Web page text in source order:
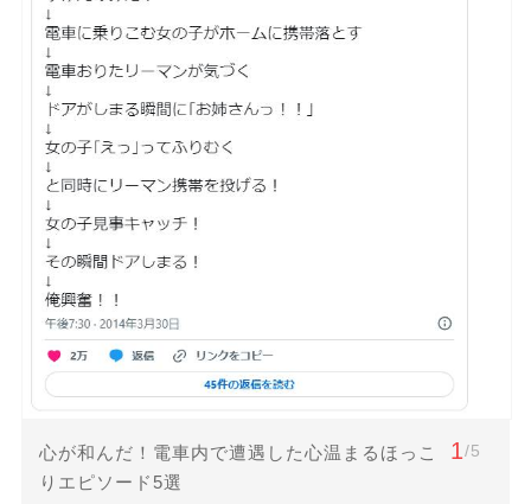
心が和んだ！電車内で遭遇した心温まるほっこ
りエピソード5選
1/5